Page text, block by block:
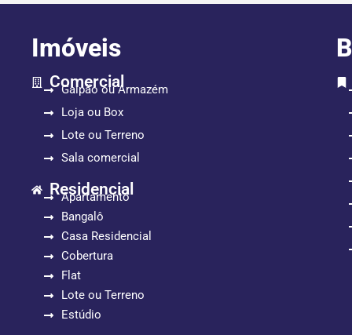
Imóveis
Comercial
Galpão ou Armazém
Loja ou Box
Lote ou Terreno
Sala comercial
Residencial
Apartamento
Bangalô
Casa Residencial
Cobertura
Flat
Lote ou Terreno
Estúdio